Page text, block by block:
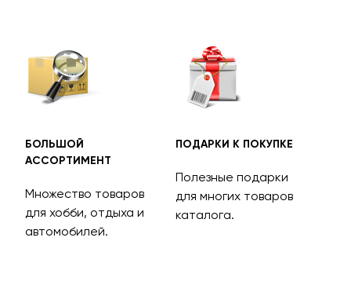
БОЛЬШОЙ
АССОРТИМЕНТ
Множество товаров
для хобби, отдыха и
автомобилей.
ПОДАРКИ К ПОКУПКЕ
Полезные подарки
для многих товаров
каталога.